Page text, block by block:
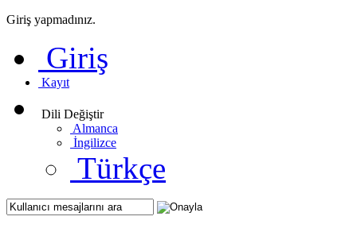
Giriş yapmadınız.
Giriş
Kayıt
Dili Değiştir
Almanca
İngilizce
Türkçe